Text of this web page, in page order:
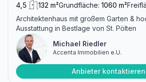
4,5 132 m²Grundfläche: 1060 m²
Architektenhaus mit großem Garten &
Ausstattung in Bestlage von St. Pölten
Michael Riedler
Accenta Immobilien e.U.
Anbieter kontaktieren